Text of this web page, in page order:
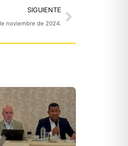
SIGUIENTE
noviembre de 2024.
Next